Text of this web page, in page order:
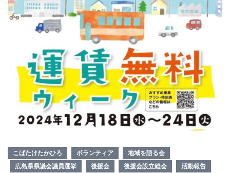
こばたけたかひろ ボランティア
地域を語る会
広島県県議会議員選挙
後援会 後援会設立総会
活動報告